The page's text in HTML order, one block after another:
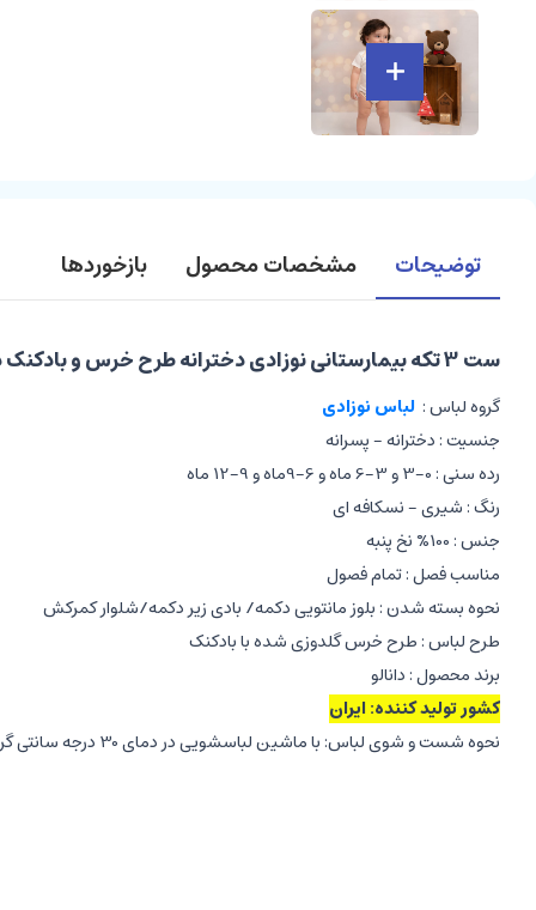
توضیحات مشخصات محصول بازخوردها
ست 3 تکه بیمارستانی نوزادی دخترانه طرح خرس و بادکنک دانالو Danaloo
گروه لباس : لباس نوزادی
جنسیت : دخترانه - پسرانه
رده سنی : 0-3 و 3-6 ماه و 6-9ماه و 9-12 ماه
رنگ : شیری - نسکافه ای
جنس : 100% نخ پنبه
مناسب فصل : تمام فصول
نحوه بسته شدن : بلوز مانتویی دکمه/ بادی زیر دکمه/شلوار کمرکش
طرح لباس : طرح خرس گلدوزی شده با بادکنک
برند محصول : دانالو
کشور تولید کننده: ایران
نحوه شست و شوی لباس: با ماشین لباسشویی در دمای 30 درجه سانتی گراد به صورت پشت و رو شده